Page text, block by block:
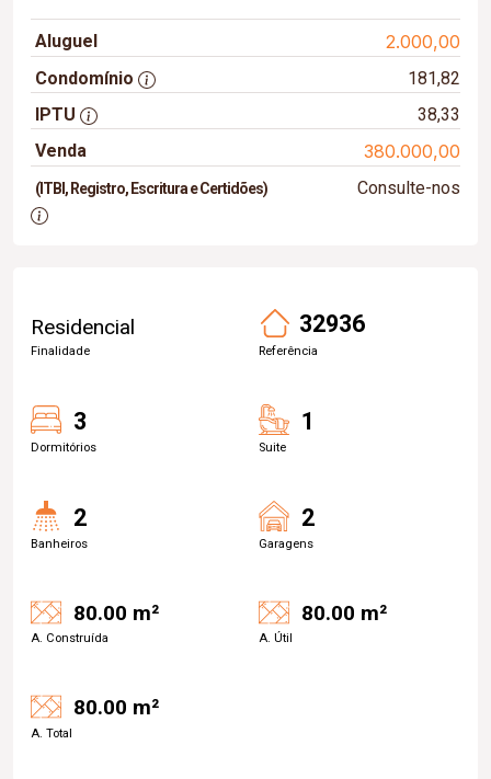
Aluguel 2.000,00
Condomínio
181,82
IPTU
38,33
Venda
380.000,00
(ITBI, Registro, Escritura e Certidões) Consulte-nos
Residencial
Finalidade
32936
Referência
3
Dormitórios
1
Suite
2
Banheiros
2
Garagens
80.00 m²
A. Construída
80.00 m²
A. Útil
80.00 m²
A. Total